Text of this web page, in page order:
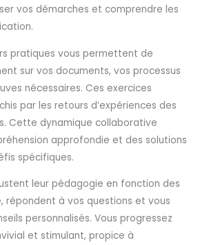
vos démarches et comprendre les
pratiques vous permettent de
sur vos documents, vos processus
nécessaires. Ces exercices
par les retours d’expériences des
Cette dynamique collaborative
approfondie et des solutions
spécifiques.
leur pédagogie en fonction des
répondent à vos questions et vous
personnalisés. Vous progressez
et stimulant, propice à